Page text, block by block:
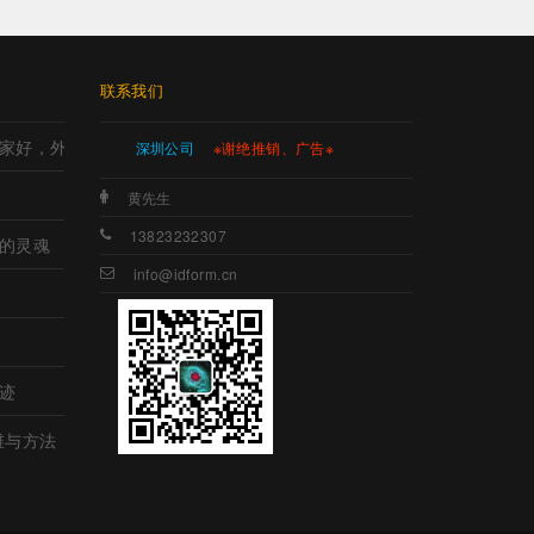
好，外观设计哪家好，工业设计哪里强，产品设计哪家强?
灵魂
方法
联系我们
深圳公司 ※谢绝推销、广告※
黄先生
13823232307
info@idform.cn